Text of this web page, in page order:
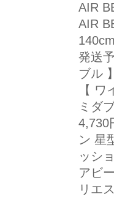
AIR
AIR
発送
ブル
【
ミダ
4,730
ン 星
ッシ
アビ
リエ